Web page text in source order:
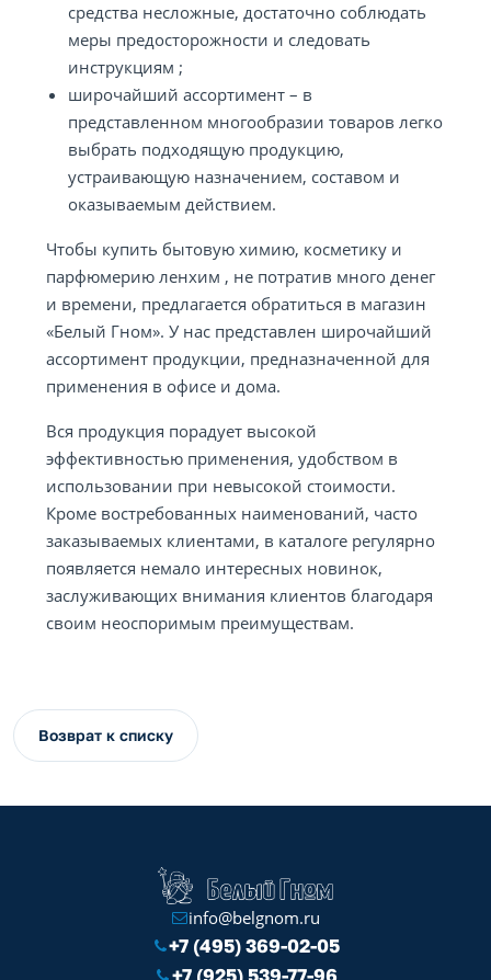
средства несложные, достаточно соблюдать
меры предосторожности и следовать
инструкциям ;
широчайший ассортимент – в
представленном многообразии товаров легко
выбрать подходящую продукцию,
устраивающую назначением, составом и
оказываемым действием.
Чтобы купить бытовую химию, косметику и
парфюмерию ленхим , не потратив много денег
и времени, предлагается обратиться в магазин
«Белый Гном». У нас представлен широчайший
ассортимент продукции, предназначенной для
применения в офисе и дома.
Вся продукция порадует высокой
эффективностью применения, удобством в
использовании при невысокой стоимости.
Кроме востребованных наименований, часто
заказываемых клиентами, в каталоге регулярно
появляется немало интересных новинок,
заслуживающих внимания клиентов благодаря
своим неоспоримым преимуществам.
Возврат к списку
info@belgnom.ru
+7 (495) 369-02-05
+7 (925) 539-77-96